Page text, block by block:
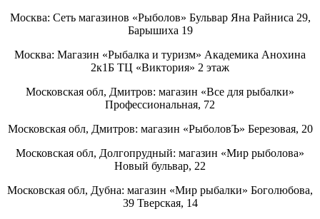
Москва: Сеть магазинов «Рыболов» Бульвар Яна Райниса 29,
Барышиха 19
Москва: Магазин «Рыбалка и туризм» Академика Анохина
2к1Б ТЦ «Виктория» 2 этаж
Московская обл, Дмитров: магазин «Все для рыбалки»
Профессиональная, 72
Московская обл, Дмитров: магазин «РыболовЪ» Березовая, 20
Московская обл, Долгопрудный: магазин «Мир рыболова»
Новый бульвар, 22
Московская обл, Дубна: магазин «Мир рыбалки» Боголюбова,
39 Тверская, 14